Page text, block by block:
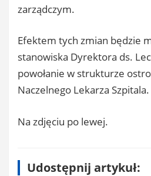
zarządczym.
Efektem tych zmian będzie
stanowiska Dyrektora ds.
powołanie w strukturze
Naczelnego Lekarza Szpitala.
Na zdjęciu po lewej.
Udostępnij artykuł: